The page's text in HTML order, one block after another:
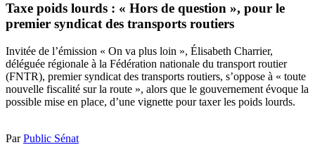
Taxe poids lourds : « Hors de question », pour le
premier syndicat des transports routiers
Invitée de l’émission « On va plus loin », Élisabeth Charrier,
déléguée régionale à la Fédération nationale du transport routier
(FNTR), premier syndicat des transports routiers, s’oppose à « toute
nouvelle fiscalité sur la route », alors que le gouvernement évoque la
possible mise en place, d’une vignette pour taxer les poids lourds.
ParPublic Sénat